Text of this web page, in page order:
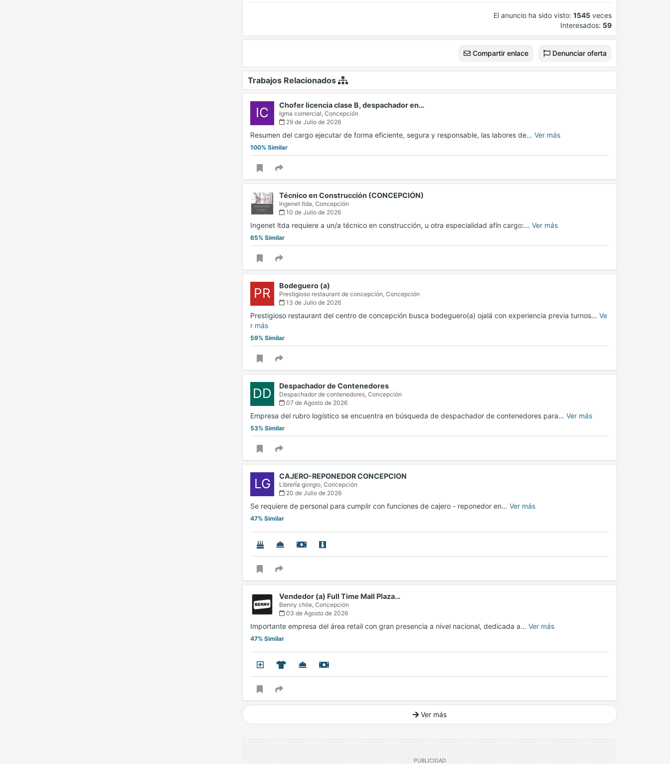
El anuncio ha sido visto: 1545 veces
Interesados: 59
Compartir enlace Denunciar oferta
Trabajos Relacionados
IC Chofer licencia clase B, despachador en…
Igma comercial, Concepción
29 de Julio de 2026
Resumen del cargo ejecutar de forma eficiente, segura y responsable, las labores de… Ver más
100% Similar
Técnico en Construcción (CONCEPCIÓN)
Ingenet ltda, Concepción
10 de Julio de 2026
Ingenet ltda requiere a un/a técnico en construcción, u otra especialidad afín cargo:… Ver más
65% Similar
PR Bodeguero (a)
Prestigioso restaurant de concepción, Concepción
13 de Julio de 2026
Prestigioso restaurant del centro de concepción busca bodeguero(a) ojalá con experiencia previa turnos… Ve
r más
59% Similar
DD Despachador de Contenedores
Despachador de contenedores, Concepción
07 de Agosto de 2026
Empresa del rubro logístico se encuentra en búsqueda de despachador de contenedores para… Ver más
53% Similar
LG CAJERO-REPONEDOR CONCEPCION
LibrerÍa giorgio, Concepción
20 de Julio de 2026
Se requiere de personal para cumplir con funciones de cajero - reponedor en… Ver más
47% Similar
Vendedor (a) Full Time Mall Plaza…
Benny chile, Concepción
03 de Agosto de 2026
Importante empresa del área retail con gran presencia a nivel nacional, dedicada a… Ver más
47% Similar
Ver más